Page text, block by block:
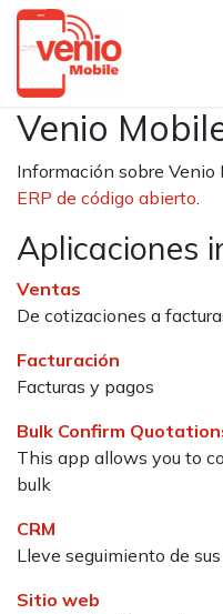
Venio
Información sobre Venio
ERP de código abierto.
Aplicaciones
Ventas
De cotizaciones a
Facturación
Facturas y pagos
Bulk Confirm
This app allows you to
bulk
CRM
Lleve seguimiento de
Sitio web